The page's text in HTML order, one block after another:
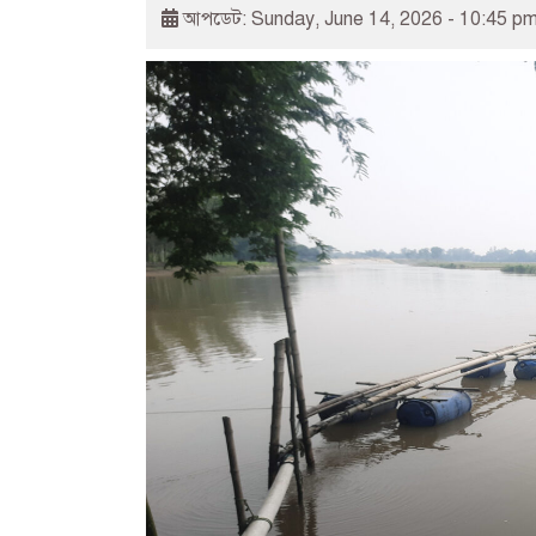
আপডেট: Sunday, June 14, 2026 - 10:45